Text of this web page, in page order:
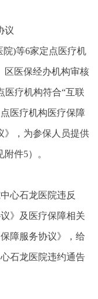
议
)等6家定点医疗机
区医保经办机构审核
医疗机构符合“互联
医疗机构医疗保障
》，为参保人员提供
件5）。
心石龙医院违反
》及医疗保障相关
障服务协议》，给
石龙医院违约通告